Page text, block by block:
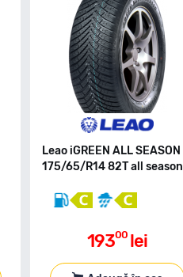
Leao iGREEN ALL SEASON
175/65/R14 82T all season
19300 lei